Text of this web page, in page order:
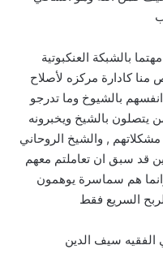
بالشبكة العنكبوتية
كادارة مركزه لأصلاح
بالشيوخ وما تدرجو
يتصلون بالشيخ ويخبرونه
, والشيخ الروحاني
قد سبق ان تعاملتم معهم
هم سماسرة يوهمون
السريع فقط
الفقيه سيف الدين